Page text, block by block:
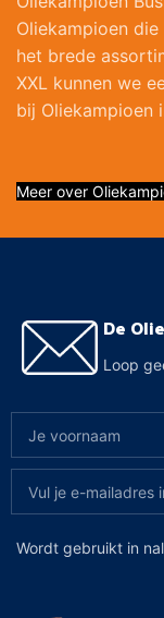
Oliekampioen
het brede
XXL kunnen we
bij Oliekampioen
Meer over
De
Loop
Wordt gebruikt in